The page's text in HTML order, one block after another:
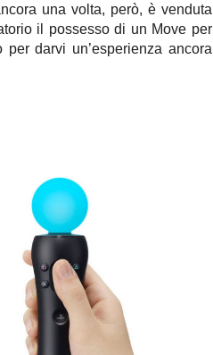
una volta, però, è venduta
il possesso di un Move per
darvi un’esperienza ancora